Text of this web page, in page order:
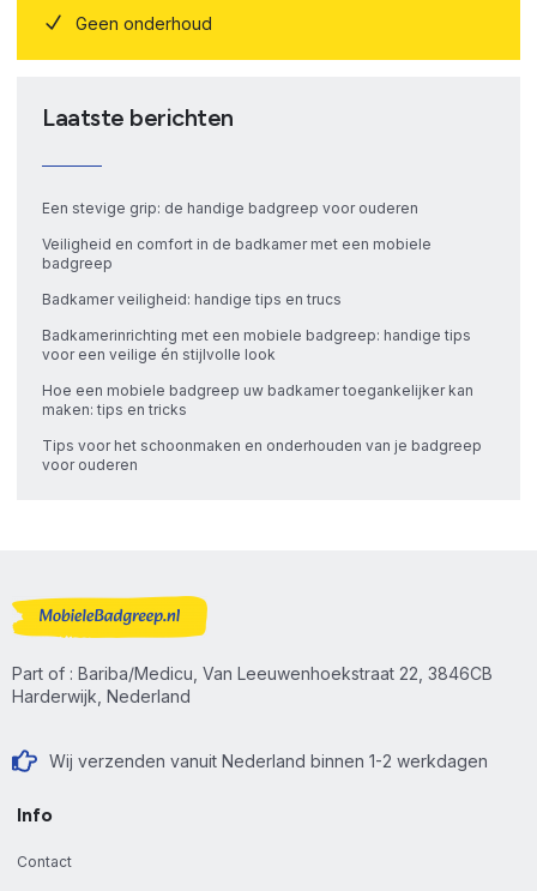
Geen onderhoud
Laatste berichten
Een stevige grip: de handige badgreep voor ouderen
Veiligheid en comfort in de badkamer met een mobiele
badgreep
Badkamer veiligheid: handige tips en trucs
Badkamerinrichting met een mobiele badgreep: handige tips
voor een veilige én stijlvolle look
Hoe een mobiele badgreep uw badkamer toegankelijker kan
maken: tips en tricks
Tips voor het schoonmaken en onderhouden van je badgreep
voor ouderen
Part of : Bariba/Medicu, Van Leeuwenhoekstraat 22, 3846CB
Harderwijk, Nederland
Wij verzenden vanuit Nederland binnen 1-2 werkdagen
Info
Contact